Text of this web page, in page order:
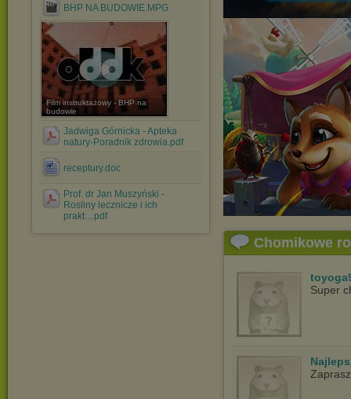
BHP NA BUDOWIE.MPG
Film instruktażowy - BHP na
budowie
Jadwiga Górnicka - Apteka
natury-Poradnik zdrowia.pdf
receptury.doc
Prof. dr Jan Muszyński -
Rosliny lecznicze i ich
prakt....pdf
Chomikowe
Super